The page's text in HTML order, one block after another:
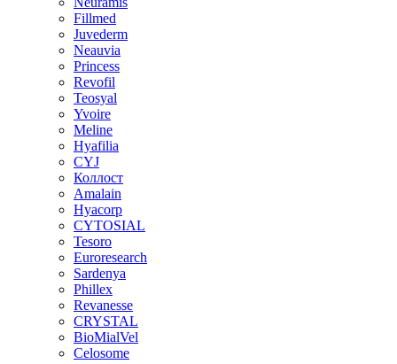
Fillmed
Juvederm
Neauvia
Princess
Revofil
Teosyal
Yvoire
Meline
Hyafilia
CYJ
Коллост
Amalain
Hyacorp
CYTOSIAL
Tesoro
Euroresearch
Sardenya
Phillex
Revanesse
CRYSTAL
BioMialVel
Celosome